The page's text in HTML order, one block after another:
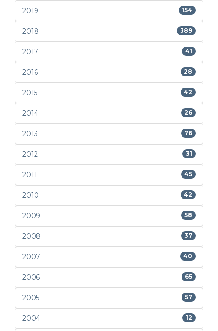
2019 154
2018 389
2017 41
2016 28
2015 42
2014 26
2013 76
2012 31
2011 45
2010 42
2009 58
2008 37
2007 40
2006 65
2005 57
2004 12